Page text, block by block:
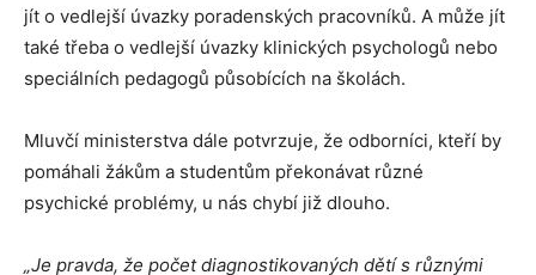
jít o vedlejší úvazky poradenských pracovníků. A může jít
také třeba o vedlejší úvazky klinických psychologů nebo
speciálních pedagogů působících na školách.
Mluvčí ministerstva dále potvrzuje, že odborníci, kteří by
pomáhali žákům a studentům překonávat různé
psychické problémy, u nás chybí již dlouho.
„Je pravda, že počet diagnostikovaných dětí s různými